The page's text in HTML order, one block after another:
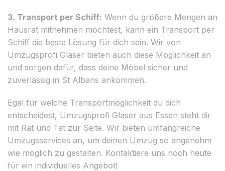
3. Transport per Schiff: Wenn du größere Mengen an
Hausrat mitnehmen möchtest, kann ein Transport per
Schiff die beste Lösung für dich sein. Wir von
Umzugsprofi Glaser bieten auch diese Möglichkeit an
und sorgen dafür, dass deine Möbel sicher und
zuverlässig in St Albans ankommen.
Egal für welche Transportmöglichkeit du dich
entscheidest, Umzugsprofi Glaser aus Essen steht dir
mit Rat und Tat zur Seite. Wir bieten umfangreiche
Umzugsservices an, um deinen Umzug so angenehm
wie möglich zu gestalten. Kontaktiere uns noch heute
für ein individuelles Angebot!